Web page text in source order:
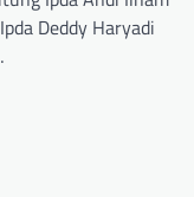
Deddy Haryadi